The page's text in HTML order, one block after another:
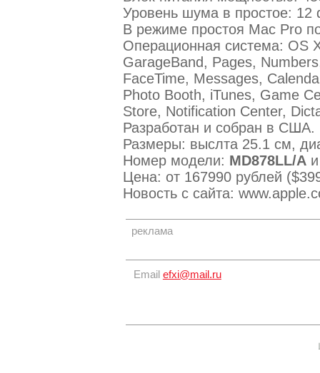
Уровень шума в простое: 12
В режиме простоя Mac Pro
Операционная система: OS
GarageBand, Pages,
FaceTime, Messages,
Photo Booth, iTunes, Game
Store, Notification Center,
Разработан и собран в США.
Размеры: выслта 25.1 см,
Номер модели: MD878LL/A
Цена: от 167990 рублей
Новость с сайта:
реклама
Email efxi@mail.ru